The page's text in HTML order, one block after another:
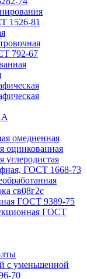
1526-81
792-67
омедненная
оцинкованная
углеродистая
ГОСТ 1668-73
св08г2с
ГОСТ 9389-75
ГОСТ
с уменьшенной
70